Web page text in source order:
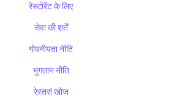
रेस्टोरेंट के लिए
सेवा की शर्तें
गोपनीयता नीति
भुगतान नीति
रेस्तरां खोज